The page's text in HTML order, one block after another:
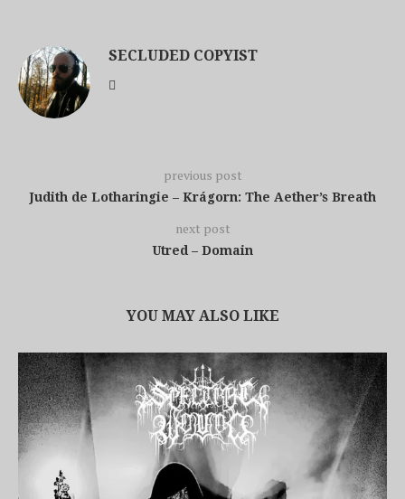
SECLUDED COPYIST
previous post
Judith de Lotharingie – Krágorn: The Aether’s Breath
next post
Utred – Domain
YOU MAY ALSO LIKE